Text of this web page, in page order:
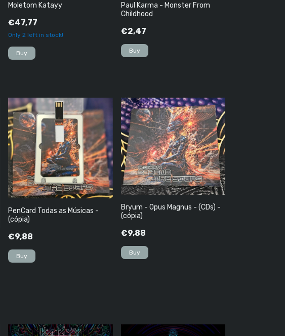
Moletom Katayy
€47,77
Only2 left in stock!
Buy
Paul Karma - Monster From
Childhood
€2,47
PenCard Todas as Músicas -
(cópia)
€9,88
Bryum - Opus Magnus - (CDs) -
(cópia)
€9,88